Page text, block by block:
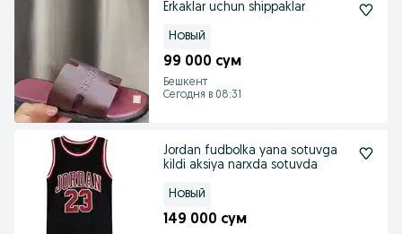
Erkaklar uchun shippaklar
Новый
99 000 сум
Бешкент
Сегодня в 08:31
Jordan fudbolka yana sotuvga
kildi aksiya narxda sotuvda
Новый
149 000 сум